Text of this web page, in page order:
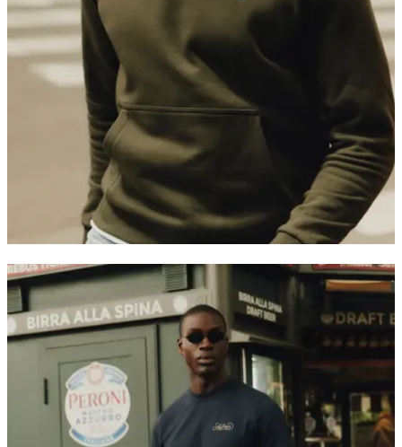
KontaktLeveringReturReklamation
Les Deux
Om ossResponsibilityKarrierer Partner Platform B2B-loginButikker
Land
Norway